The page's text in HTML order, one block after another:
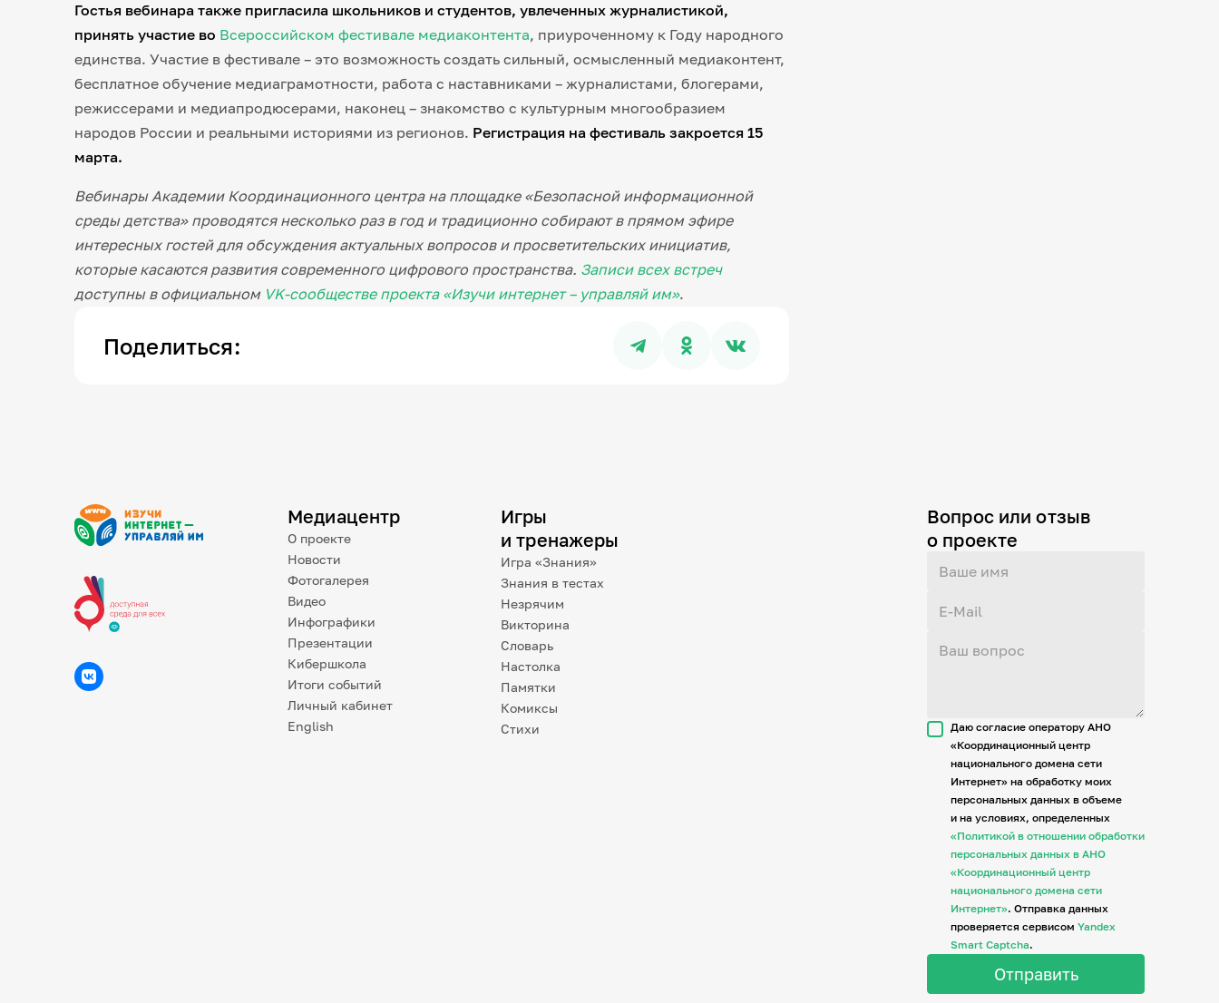
Гостья вебинара также пригласила школьников и студентов, увлеченных журналистикой,
принять участие во Всероссийском фестивале медиаконтента, приуроченному к Году народного
единства. Участие в фестивале – это возможность создать сильный, осмысленный медиаконтент,
бесплатное обучение медиаграмотности, работа с наставниками – журналистами, блогерами,
режиссерами и медиапродюсерами, наконец – знакомство с культурным многообразием
народов России и реальными историями из регионов. Регистрация на фестиваль закроется 15
марта.
Вебинары Академии Координационного центра на площадке «Безопасной информационной
среды детства» проводятся несколько раз в год и традиционно собирают в прямом эфире
интересных гостей для обсуждения актуальных вопросов и просветительских инициатив,
которые касаются развития современного цифрового пространства. Записи всех встреч
доступны в официальном VK-сообществе проекта «Изучи интернет – управляй им».
Поделиться:
Медиацентр
О проекте
Новости
Фотогалерея
Видео
Инфографики
Презентации
Кибершкола
Итоги событий
Личный кабинет
English
Игры
и тренажеры
Игра «Знания»
Знания в тестах
Незрячим
Викторина
Словарь
Настолка
Памятки
Комиксы
Стихи
Вопрос или отзыв
о проекте
Даю согласие оператору АНО
«Координационный центр
национального домена сети
Интернет» на обработку моих
персональных данных в объеме
и на условиях, определенных
«Политикой в отношении обработки
персональных данных в АНО
«Координационный центр
национального домена сети
Интернет». Отправка данных
проверяется сервисом Yandex
Smart Captcha.